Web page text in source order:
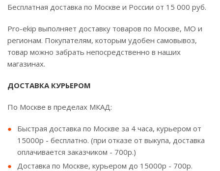
Бесплатная доставка по Москве и России от 15 000 руб.
Pro-ekip выполняет доставку товаров по Москве, МО и
регионам. Покупателям, которым удобен самовывоз,
товар можно забрать непосредственно в наших
магазинах.
ДОСТАВКА КУРЬЕРОМ
По Москве в пределах МКАД:
Быстрая доставка по Москве за 4 часа, курьером от
15000р - бесплатно. (при отказе от выкупа, доставка
оплачивается заказчиком - 700р.)
Доставка по Москве, курьером до 15000р - 700р.